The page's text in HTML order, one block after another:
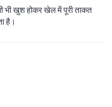
भी खुश होकर खेल में पूरी ताकत
है।